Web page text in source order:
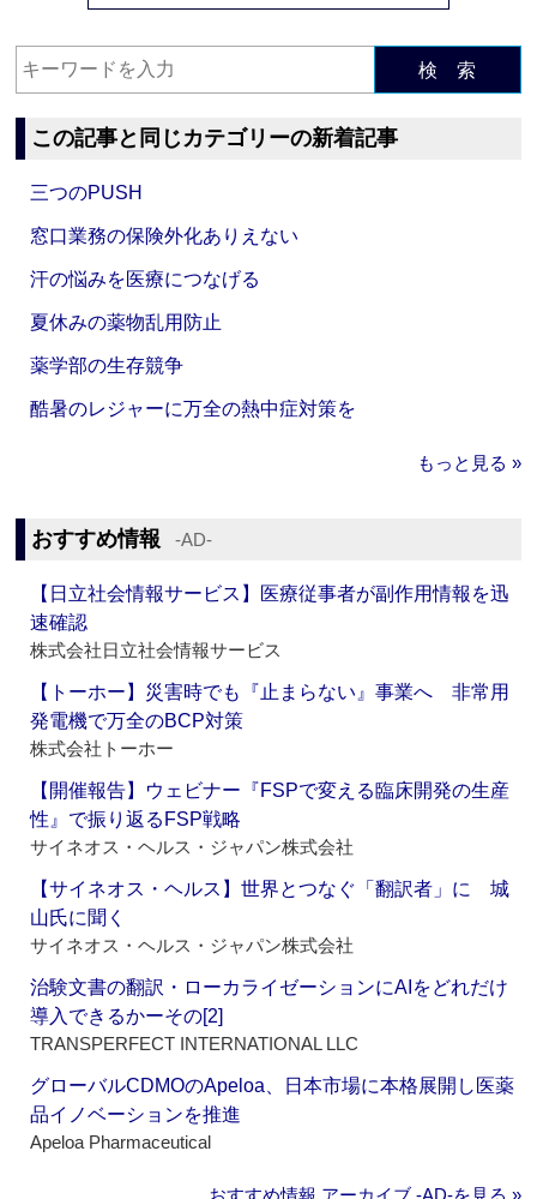
検 索
この記事と同じカテゴリーの新着記事
三つのPUSH
窓口業務の保険外化ありえない
汗の悩みを医療につなげる
夏休みの薬物乱用防止
薬学部の生存競争
酷暑のレジャーに万全の熱中症対策を
もっと見る »
おすすめ情報 ‐AD‐
【日立社会情報サービス】医療従事者が副作用情報を迅
速確認
株式会社日立社会情報サービス
【トーホー】災害時でも『止まらない』事業へ 非常用
発電機で万全のBCP対策
株式会社トーホー
【開催報告】ウェビナー『FSPで変える臨床開発の生産
性』で振り返るFSP戦略
サイネオス・ヘルス・ジャパン株式会社
【サイネオス・ヘルス】世界とつなぐ「翻訳者」に 城
山氏に聞く
サイネオス・ヘルス・ジャパン株式会社
治験文書の翻訳・ローカライゼーションにAIをどれだけ
導入できるかーその[2]
TRANSPERFECT INTERNATIONAL LLC
グローバルCDMOのApeloa、日本市場に本格展開し医薬
品イノベーションを推進
Apeloa Pharmaceutical